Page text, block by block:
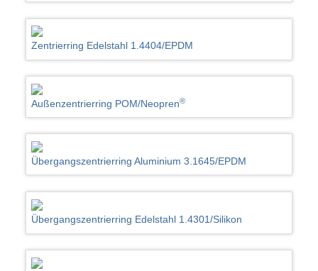
Zentrierring Edelstahl 1.4404/EPDM
Außenzentrierring POM/Neopren®
Übergangszentrierring Aluminium 3.1645/EPDM
Übergangszentrierring Edelstahl 1.4301/Silikon